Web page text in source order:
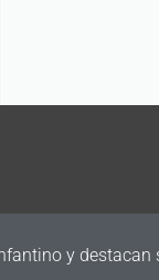
para la Fecha